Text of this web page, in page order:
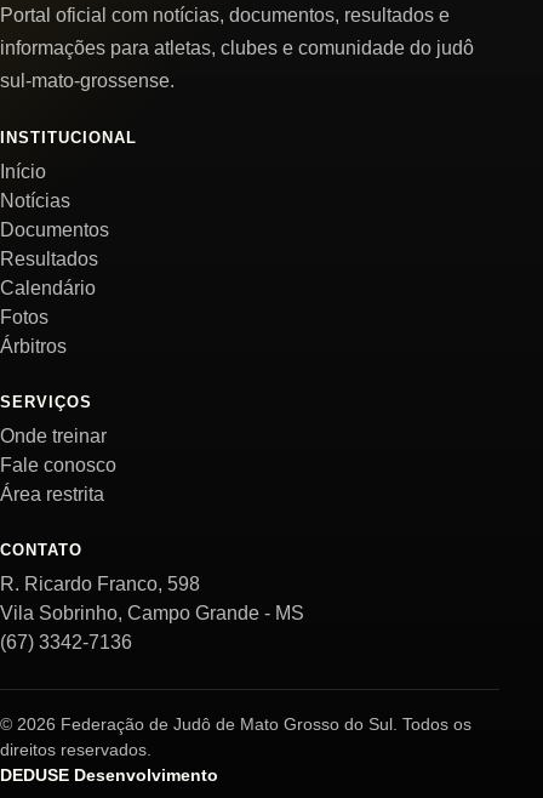
Portal oficial com notícias, documentos, resultados e
informações para atletas, clubes e comunidade do judô
sul-mato-grossense.
INSTITUCIONAL
Início
Notícias
Documentos
Resultados
Calendário
Fotos
Árbitros
SERVIÇOS
Onde treinar
Fale conosco
Área restrita
CONTATO
R. Ricardo Franco, 598
Vila Sobrinho, Campo Grande - MS
(67) 3342-7136
© 2026 Federação de Judô de Mato Grosso do Sul. Todos os
direitos reservados.
DEDUSE Desenvolvimento